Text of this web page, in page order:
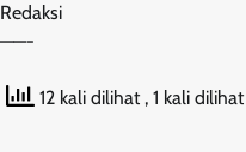
Redaksi
——-
12 kali dilihat , 1 kali